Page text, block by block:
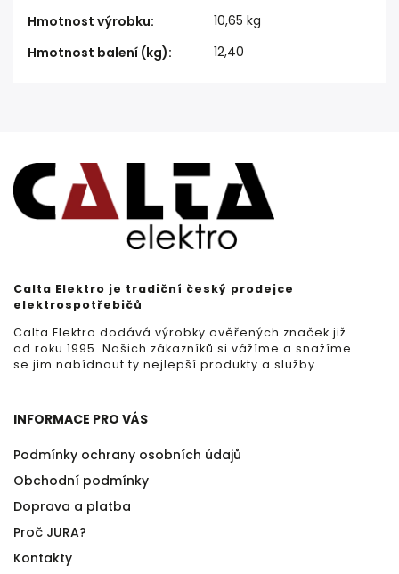
Hmotnost výrobku:
10,65 kg
Hmotnost balení (kg): 12,40
Calta Elektro je tradiční český prodejce
elektrospotřebičů
Calta Elektro dodává výrobky ověřených značek již
od roku 1995. Našich zákazníků si vážíme a snažíme
se jim nabídnout ty nejlepší produkty a služby.
INFORMACE PRO VÁS
Podmínky ochrany osobních údajů
Obchodní podmínky
Doprava a platba
Proč JURA?
Kontakty